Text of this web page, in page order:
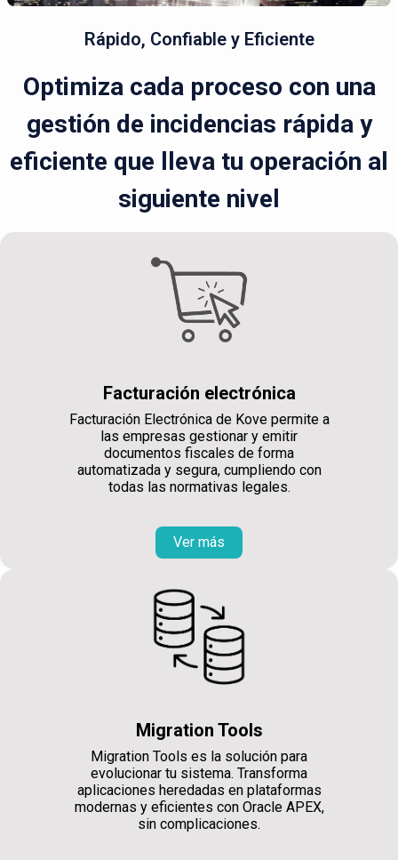
Rápido, Confiable y Eficiente
Optimiza cada proceso con una
gestión de incidencias rápida y
eficiente que lleva tu operación al
siguiente nivel
Facturación electrónica
Facturación Electrónica de Kove permite a
las empresas gestionar y emitir
documentos fiscales de forma
automatizada y segura, cumpliendo con
todas las normativas legales.
Ver más
Migration Tools
Migration Tools es la solución para
evolucionar tu sistema. Transforma
aplicaciones heredadas en plataformas
modernas y eficientes con Oracle APEX,
sin complicaciones.